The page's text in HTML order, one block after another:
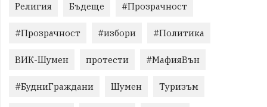
Религия Бъдеще #Прозрачност
#Прозрачност #избори #Политика
ВИК-Шумен протести #МафияВън
#БудниГраждани Шумен Туризъм